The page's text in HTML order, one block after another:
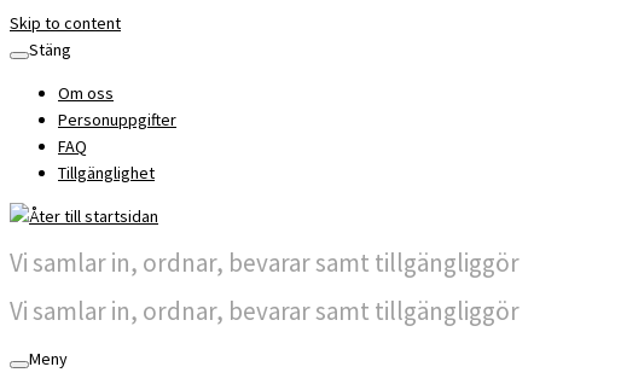
Skip to content
Stäng
Om oss
Personuppgifter
FAQ
Tillgänglighet
Vi samlar in, ordnar, bevarar samt tillgängliggör
Vi samlar in, ordnar, bevarar samt tillgängliggör
Meny